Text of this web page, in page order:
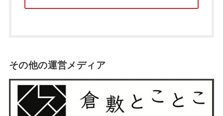
その他の運営メディア